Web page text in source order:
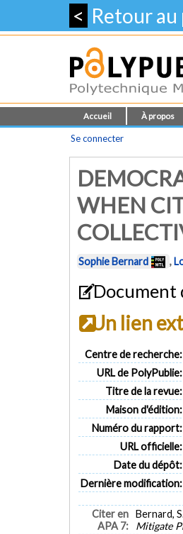
< Retour
Accueil À propos
Se connecter
WHEN
Sophie Bernard ,
Document
Un lien
Centre de recherche:
URL de PolyPublie:
Titre de la revue:
Maison d'édition:
Numéro du rapport:
URL officielle:
Date du dépôt:
Dernière modification:
Citer en
APA 7:
Bernard,
Mitigate